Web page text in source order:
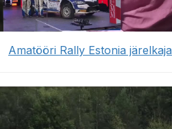
Amatööri Rally Estonia järelkaja